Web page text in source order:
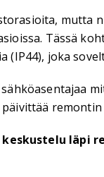
Tässä
(IP44), joka
remontin